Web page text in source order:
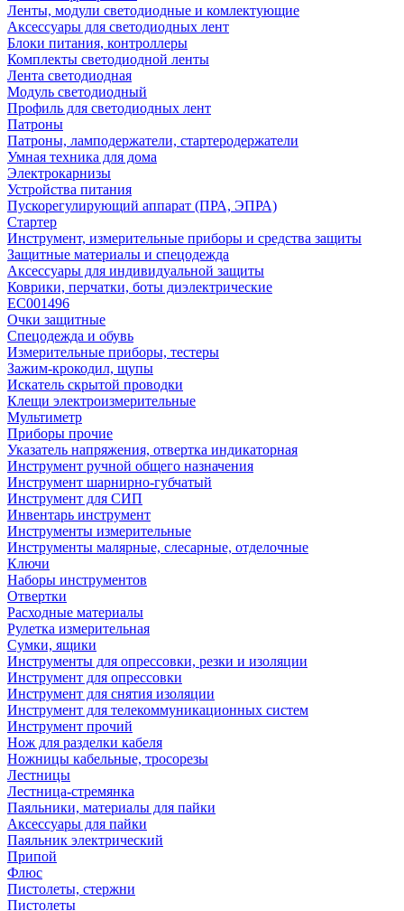
Ленты, модули светодиодные и комлектующие
Аксессуары для светодиодных лент
Блоки питания, контроллеры
Комплекты светодиодной ленты
Лента светодиодная
Модуль светодиодный
Профиль для светодиодных лент
Патроны
Патроны, ламподержатели, стартеродержатели
Умная техника для дома
Электрокарнизы
Устройства питания
Пускорегулирующий аппарат (ПРА, ЭПРА)
Стартер
Инструмент, измерительные приборы и средства защиты
Защитные материалы и спецодежда
Аксессуары для индивидуальной защиты
Коврики, перчатки, боты диэлектрические
EC001496
Очки защитные
Спецодежда и обувь
Измерительные приборы, тестеры
Зажим-крокодил, щупы
Искатель скрытой проводки
Клещи электроизмерительные
Мультиметр
Приборы прочие
Указатель напряжения, отвертка индикаторная
Инструмент ручной общего назначения
Инструмент шарнирно-губчатый
Инструмент для СИП
Инвентарь инструмент
Инструменты измерительные
Инструменты малярные, слесарные, отделочные
Ключи
Наборы инструментов
Отвертки
Расходные материалы
Рулетка измерительная
Сумки, ящики
Инструменты для опрессовки, резки и изоляции
Инструмент для опрессовки
Инструмент для снятия изоляции
Инструмент для телекоммуникационных систем
Инструмент прочий
Нож для разделки кабеля
Ножницы кабельные, тросорезы
Лестницы
Лестница-стремянка
Паяльники, материалы для пайки
Аксессуары для пайки
Паяльник электрический
Припой
Флюс
Пистолеты, стержни
Пистолеты